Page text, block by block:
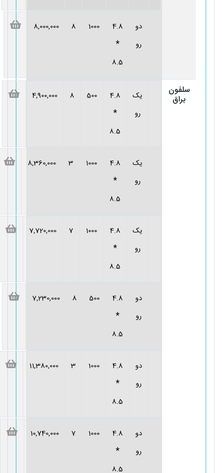
دو
رو
4.8
*
8.5
1000
8
8,000,000
سلفون
براق
یک
رو
4.8
*
8.5
500
8
4,900,000
یک
رو
4.8
*
8.5
1000
3
8,360,000
یک
رو
4.8
*
8.5
1000
7
7,720,000
دو
رو
4.8
*
8.5
500
8
7,230,000
دو
رو
4.8
*
8.5
1000
3
11,380,000
دو
رو
4.8
*
8.5
1000
7
10,740,000